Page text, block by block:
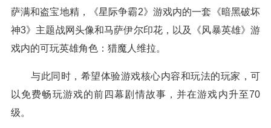
萨满和盗宝地精，《星际争霸2》游戏内的一套《暗黑破坏
神3》主题战网头像和马萨伊尔印花，以及《风暴英雄》游
戏内的可玩英雄角色：猎魔人维拉。
与此同时，希望体验游戏核心内容和玩法的玩家，可
以免费畅玩游戏的前四幕剧情故事，并在游戏内升至70
级。